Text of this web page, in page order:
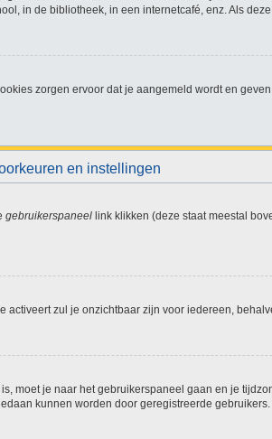
in de bibliotheek, in een internetcafé, enz. Als
zorgen ervoor dat je aangemeld wordt en
en instellingen
gebruikerspaneel link klikken (deze staat meestal
activeert zul je onzichtbaar zijn voor iedereen,
moet je naar het gebruikerspaneel gaan en je
kunnen worden door geregistreerde